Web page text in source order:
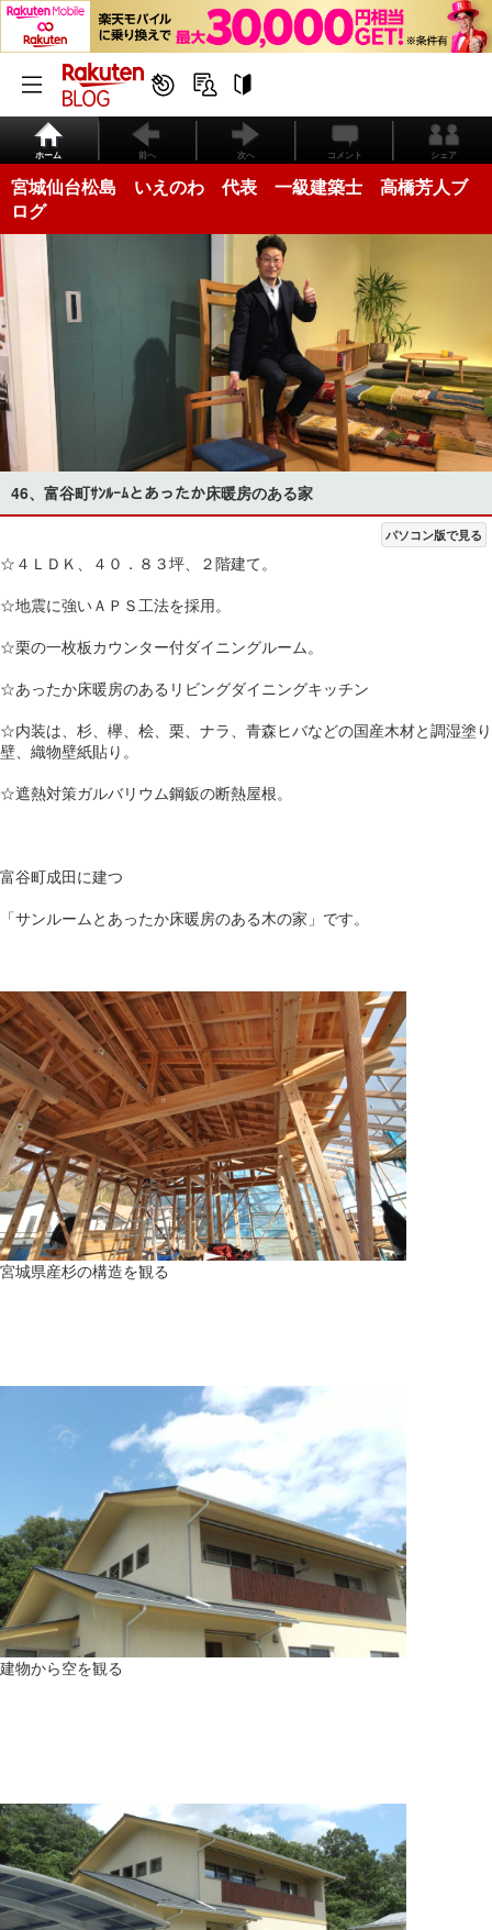
ホーム 前へ 次へ コメント シェア
宮城仙台松島 いえのわ 代表 一級建築士 高橋芳人ブ
ログ
46、富谷町ｻﾝﾙｰﾑとあったか床暖房のある家
パソコン版で見る
☆４ＬＤＫ、４０．８３坪、２階建て。
☆地震に強いＡＰＳ工法を採用。
☆栗の一枚板カウンター付ダイニングルーム。
☆あったか床暖房のあるリビングダイニングキッチン
☆内装は、杉、欅、桧、栗、ナラ、青森ヒバなどの国産木材と調湿塗り
壁、織物壁紙貼り。
☆遮熱対策ガルバリウム鋼鈑の断熱屋根。
富谷町成田に建つ
「サンルームとあったか床暖房のある木の家」です。
宮城県産杉の構造を観る
建物から空を観る